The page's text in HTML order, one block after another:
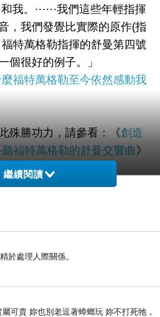
和我。⋯⋯我們這些年輕指揮
，我們發覺比實際的原作(指
特萬格勒指揮的舒曼第四號
個很好的例子。」
福特萬格勒至今依然感動我
殊勝功力，請參看：《創造
福特萬格勒的舒曼交響曲》
繼續閱讀
於處理人際關係。
可貴 妳也別老逗著蟑螂玩 妳不打死牠，